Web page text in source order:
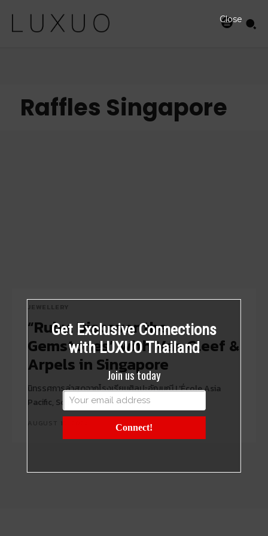
Raffles Singapore
“Ruby, Discover the
Gemstones” with Van Cleef &
Arpels in Singapore
นิทรรศการล่าสุดจากโรงเรียนศิลปะอัญมณี L'École Asia
Pacific, School of Jewelry Arts
Get Exclusive Connections
with LUXUO Thailand
Join us today
Connect!
Close